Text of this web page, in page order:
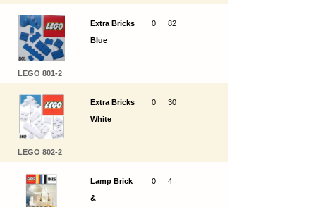
LEGO 801-2
Extra Bricks
Blue
0 82
LEGO 802-2
Extra Bricks
White
0 30
Lamp Brick
&
0 4